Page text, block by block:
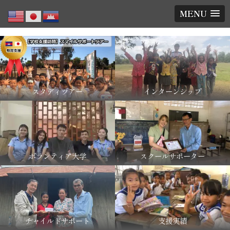
MENU
スタディツアー インターンシップ
ボランティア大学 スクールサポーター
チャイルドサポート 支援実績